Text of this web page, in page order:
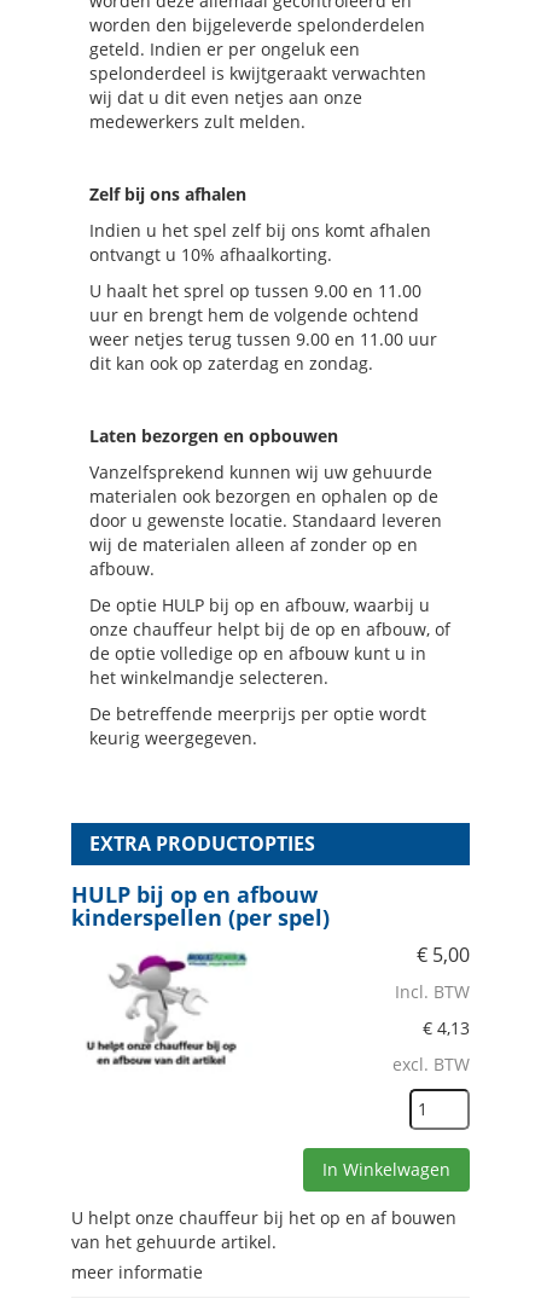
worden den bijgeleverde spelonderdelen
geteld. Indien er per ongeluk een
spelonderdeel is kwijtgeraakt verwachten
wij dat u dit even netjes aan onze
medewerkers zult melden.
Zelf bij ons afhalen
Indien u het spel zelf bij ons komt afhalen
ontvangt u 10% afhaalkorting.
U haalt het sprel op tussen 9.00 en 11.00
uur en brengt hem de volgende ochtend
weer netjes terug tussen 9.00 en 11.00 uur
dit kan ook op zaterdag en zondag.
Laten bezorgen en opbouwen
Vanzelfsprekend kunnen wij uw gehuurde
materialen ook bezorgen en ophalen op de
door u gewenste locatie. Standaard leveren
wij de materialen alleen af zonder op en
afbouw.
De optie HULP bij op en afbouw, waarbij u
onze chauffeur helpt bij de op en afbouw, of
de optie volledige op en afbouw kunt u in
het winkelmandje selecteren.
De betreffende meerprijs per optie wordt
keurig weergegeven.
EXTRA PRODUCTOPTIES
HULP bij op en afbouw
kinderspellen (per spel)
€ 5,00
Incl. BTW
€ 4,13
excl. BTW
In Winkelwagen
U helpt onze chauffeur bij het op en af bouwen
van het gehuurde artikel.
meer informatie